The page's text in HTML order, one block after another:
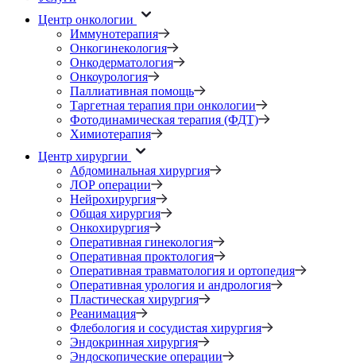
Центр онкологии
Иммунотерапия
Онкогинекология
Онкодерматология
Онкоурология
Паллиативная помощь
Таргетная терапия при онкологии
Фотодинамическая терапия (ФДТ)
Химиотерапия
Центр хирургии
Абдоминальная хирургия
ЛОР операции
Нейрохирургия
Общая хирургия
Онкохирургия
Оперативная гинекология
Оперативная проктология
Оперативная травматология и ортопедия
Оперативная урология и андрология
Пластическая хирургия
Реанимация
Флебология и сосудистая хирургия
Эндокринная хирургия
Эндоскопические операции